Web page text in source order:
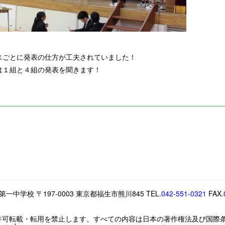
とに発表の仕方が工夫されていました！
組と４組の発表を聞きます！
一中学校 〒197-0003 東京都福生市熊川845 TEL.042-551-0321 FAX.
転載・転用を禁止します。すべての内容は日本の著作権法及び国際